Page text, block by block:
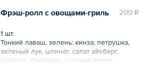
200 ₽
Фрэш-ролл с овощами-гриль
1 шт.
Тонкий лаваш, зелень: кинза, петрушка,
зеленый лук, шпинат, салат айсберг,
кабачок, баклажан, сладкий перец,